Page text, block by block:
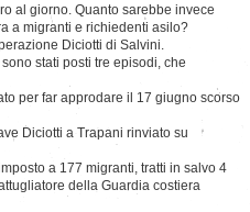
al giorno. Quanto sarebbe invece
a migranti e richiedenti asilo?
Diciotti di Salvini.
stati posti tre episodi, che
per far approdare il 17 giugno scorso
Diciotti a Trapani rinviato su
a 177 migranti, tratti in salvo 4
della Guardia costiera